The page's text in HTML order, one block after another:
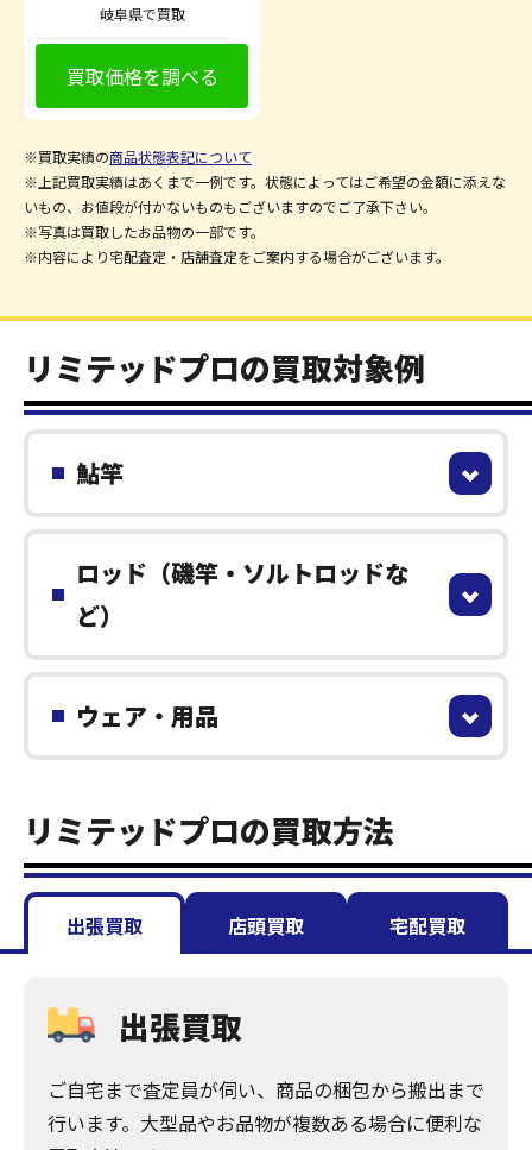
岐阜県で買取
買取価格を調べる
※買取実績の商品状態表記について
※上記買取実績はあくまで一例です。状態によってはご希望の金額に添えな
いもの、お値段が付かないものもございますのでご了承下さい。
※写真は買取したお品物の一部です。
※内容により宅配査定・店舗査定をご案内する場合がございます。
リミテッドプロの買取対象例
鮎竿
ロッド（磯竿・ソルトロッドな
ど）
ウェア・用品
リミテッドプロの買取方法
出張買取 店頭買取 宅配買取
出張買取
ご自宅まで査定員が伺い、商品の梱包から搬出まで
行います。大型品やお品物が複数ある場合に便利な